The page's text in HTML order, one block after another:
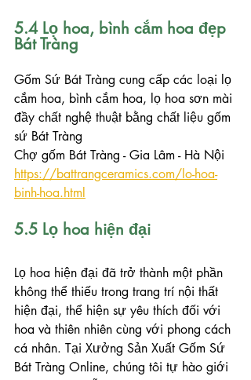
5.4 Lọ hoa, bình cắm hoa đẹp
Bát Tràng
Gốm Sứ Bát Tràng cung cấp các loại lọ
cắm hoa, bình cắm hoa, lọ hoa sơn mài
đầy chất nghệ thuật bằng chất liệu gốm
sứ Bát Tràng
Chợ gốm Bát Tràng - Gia Lâm - Hà Nội
https://battrangceramics.com/lo-hoa-
binh-hoa.html
5.5 Lọ hoa hiện đại
Lọ hoa hiện đại đã trở thành một phần
không thể thiếu trong trang trí nội thất
hiện đại, thể hiện sự yêu thích đối với
hoa và thiên nhiên cùng với phong cách
cá nhân. Tại Xưởng Sản Xuất Gốm Sứ
Bát Tràng Online, chúng tôi tự hào giới